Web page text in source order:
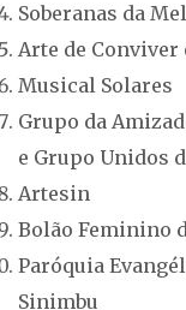
Soberanas da
Arte de Conviver
Musical Solares
Grupo da
e Grupo Unidos
Artesin
Bolão Feminino
Paróquia
Sinimbu